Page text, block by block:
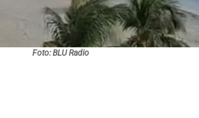
Foto: BLU Radio